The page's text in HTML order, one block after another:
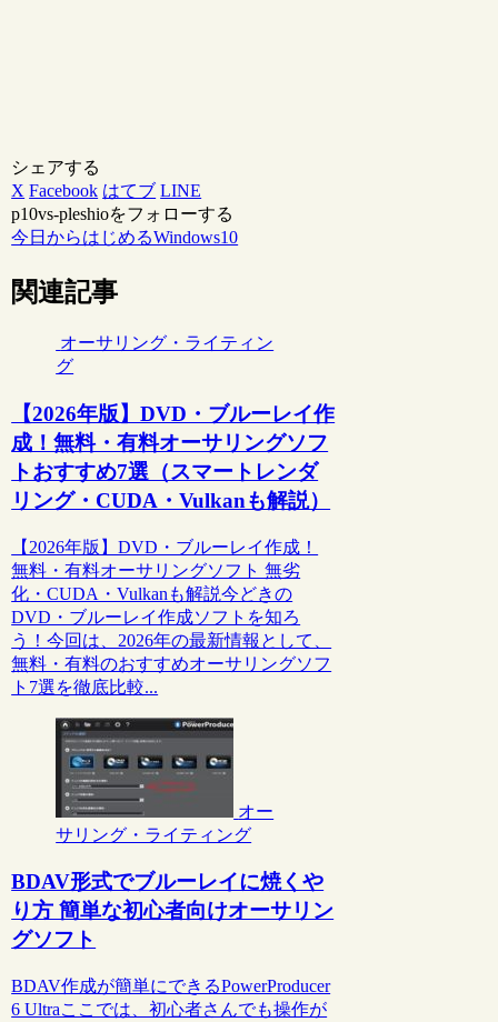
シェアする
X Facebook はてブ LINE
p10vs-pleshioをフォローする
今日からはじめるWindows10
関連記事
オーサリング・ライティン
グ
【2026年版】DVD・ブルーレイ作
成！無料・有料オーサリングソフ
トおすすめ7選（スマートレンダ
リング・CUDA・Vulkanも解説）
【2026年版】DVD・ブルーレイ作成！
無料・有料オーサリングソフト 無劣
化・CUDA・Vulkanも解説今どきの
DVD・ブルーレイ作成ソフトを知ろ
う！今回は、2026年の最新情報として、
無料・有料のおすすめオーサリングソフ
ト7選を徹底比較...
オー
サリング・ライティング
BDAV形式でブルーレイに焼くや
り方 簡単な初心者向けオーサリン
グソフト
BDAV作成が簡単にできるPowerProducer
6 Ultraここでは、初心者さんでも操作が